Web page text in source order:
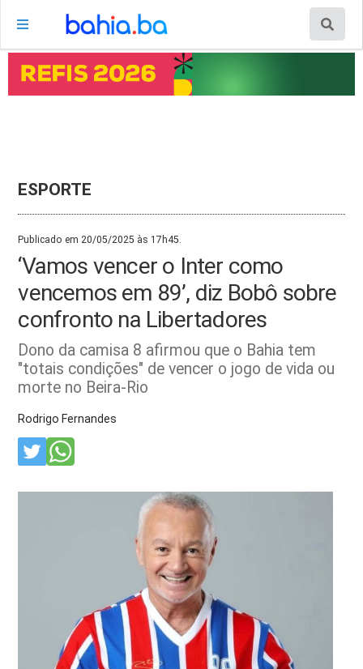
ESPORTE
Publicado em 20/05/2025 às 17h45.
‘Vamos vencer o Inter como
vencemos em 89’, diz Bobô sobre
confronto na Libertadores
Dono da camisa 8 afirmou que o Bahia tem
"totais condições" de vencer o jogo de vida ou
morte no Beira-Rio
Rodrigo Fernandes